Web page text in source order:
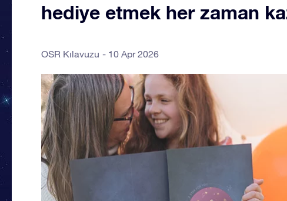
hediye etmek her zaman
OSR Kılavuzu 10 Apr 2026